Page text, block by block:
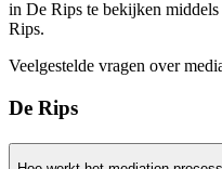
in De Rips te bekijken
Rips.
Veelgestelde vragen over
De Rips